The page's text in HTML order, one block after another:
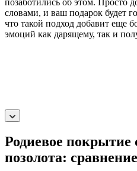
словами, и ваш подарок будет
что такой подход добавит еще
эмоций как дарящему, так и
Родиевое покрытие
позолота: